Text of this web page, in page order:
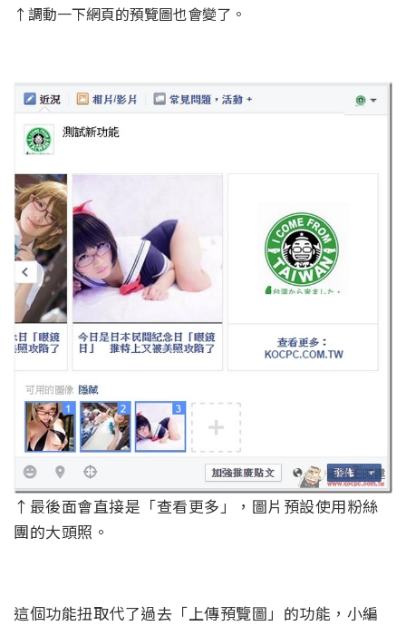
↑調動一下網頁的預覽圖也會變了。
↑最後面會直接是「查看更多」，圖片預設使用粉絲
團的大頭照。
這個功能扭取代了過去「上傳預覽圖」的功能，小編